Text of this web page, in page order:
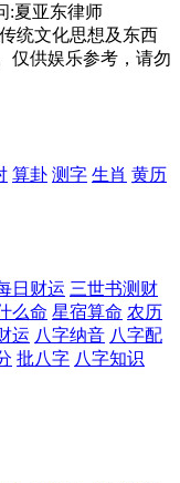
:夏亚东律师
统文化思想及东西
仅供娱乐参考，请勿
算卦 测字 生肖 黄历
日财运 三世书测财
么命 星宿算命 农历
运 八字纳音 八字配
批八字 八字知识